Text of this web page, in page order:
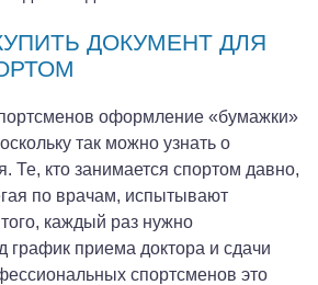
ДОКУМЕНТ ДЛЯ
оформление «бумажки»
так можно узнать о
Те, кто занимается спортом давно,
по врачам, испытывают
каждый раз нужно
график приема доктора и сдачи
спортсменов это